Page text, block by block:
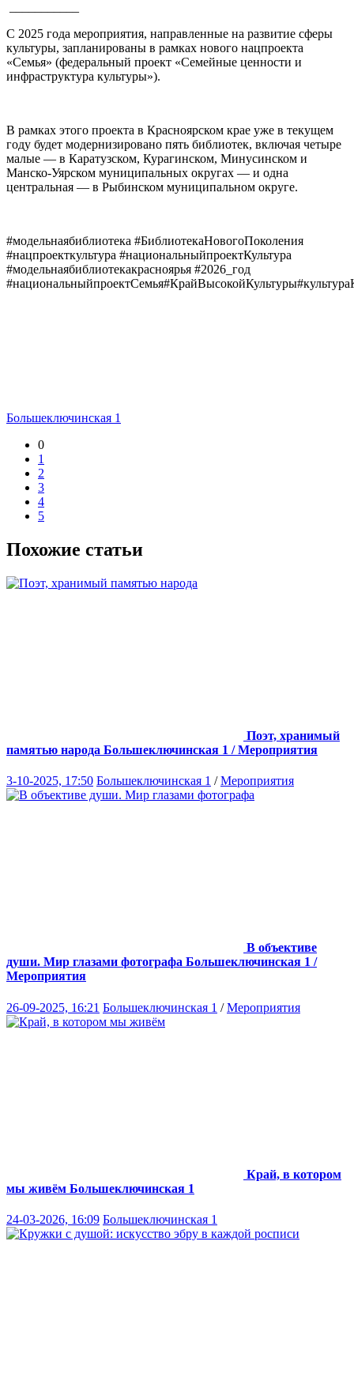
С 2025 года мероприятия, направленные на развитие сферы
культуры, запланированы в рамках нового нацпроекта
«Семья» (федеральный проект «Семейные ценности и
инфраструктура культуры»).
В рамках этого проекта в Красноярском крае уже в текущем
году будет модернизировано пять библиотек, включая четыре
малые — в Каратузском, Курагинском, Минусинском и
Манско-Уярском муниципальных округах — и одна
центральная — в Рыбинском муниципальном округе.
#модельнаябиблиотека #БиблиотекаНовогоПоколения
#нацпроекткультура #национальныйпроектКультура
#модельнаябиблиотекакрасноярья #2026_год
Большеключинская 1
0
1
2
3
4
5
Похожие статьи
Поэт, хранимый
памятью народа Большеключинская 1 / Мероприятия
3-10-2025, 17:50 Большеключинская 1 /Мероприятия
В объективе
души. Мир глазами фотографа Большеключинская 1 /
Мероприятия
26-09-2025, 16:21 Большеключинская 1 /Мероприятия
Край, в котором
мы живём Большеключинская 1
24-03-2026, 16:09 Большеключинская 1